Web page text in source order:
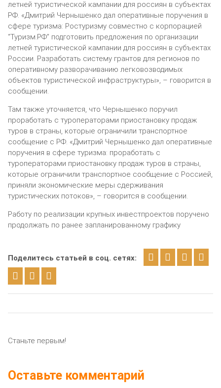
летней туристической кампании для россиян в субъектах
РФ. «Дмитрий Чернышенко дал оперативные поручения в
сфере туризма: Ростуризму совместно с корпорацией
“Туризм.РФ” подготовить предложения по организации
летней туристической кампании для россиян в субъектах
России. Разработать систему грантов для регионов по
оперативному разворачиванию легковозводимых
объектов туристической инфраструктуры», – говорится в
сообщении.
Там также уточняется, что Чернышенко поручил
проработать с туроператорами приостановку продаж
туров в страны, которые ограничили транспортное
сообщение с РФ. «Дмитрий Чернышенко дал оперативные
поручения в сфере туризма: проработать с
туроператорами приостановку продаж туров в страны,
которые ограничили транспортное сообщение с Россией,
приняли экономические меры сдерживания
туристических потоков», – говорится в сообщении.
Работу по реализации крупных инвестпроектов поручено
продолжать по ранее запланированному графику
Поделитесь статьей в соц. сетях:
Станьте первым!
Оставьте комментарий